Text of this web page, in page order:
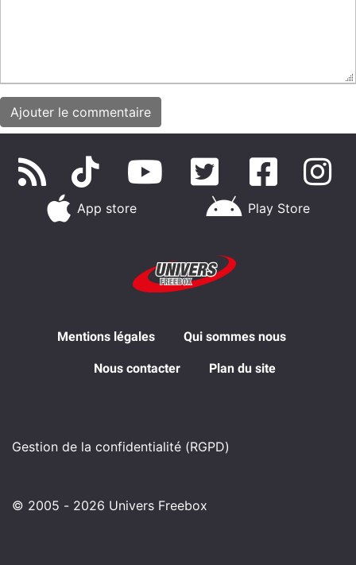
App store Play Store
Mentions légales Qui sommes nous
Nous contacter Plan du site
Gestion de la confidentialité (RGPD)
© 2005 - 2026 Univers Freebox